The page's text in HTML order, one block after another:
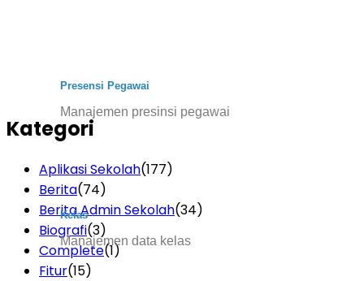
Presensi Pegawai
Manajemen presinsi pegawai
Kelas
Manajemen data kelas
Kategori
Aplikasi Sekolah(177)
Berita(74)
Berita Admin Sekolah(34)
Biografi(3)
Complete(1)
Fitur(15)